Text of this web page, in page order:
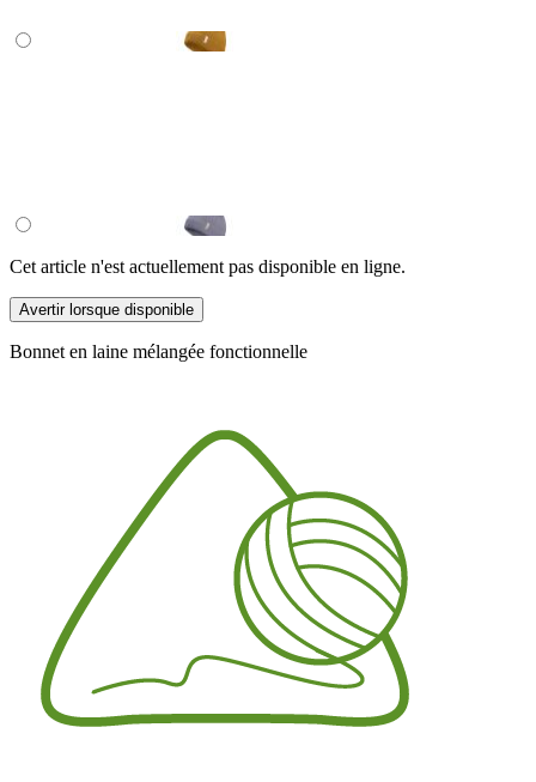
Cet article n'est actuellement pas disponible en ligne.
Avertir lorsque disponible
Bonnet en laine mélangée fonctionnelle